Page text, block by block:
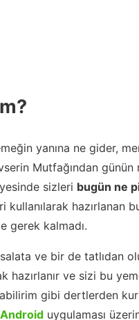
yanına ne gider,
Mutfağından
sizleri bugün ne
hazırlanan
gerek kalmadı.
ve bir de tatlıdan
hazırlanır ve sizi bu
gibi dertlerden
uygulaması